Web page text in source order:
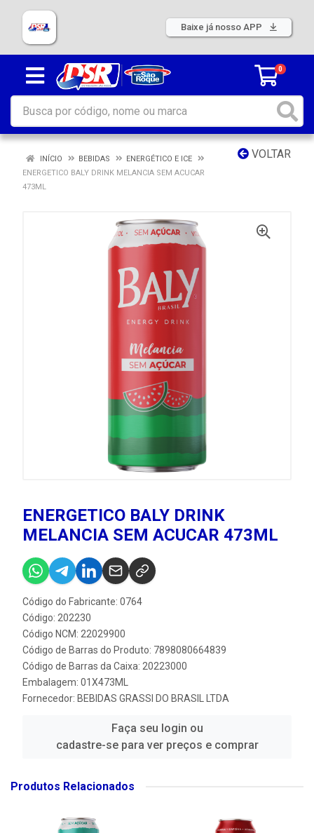
Baixe já nosso APP
0
VOLTAR
INÍCIO BEBIDAS
ENERGÉTICO E ICE
ENERGETICO BALY DRINK MELANCIA SEM ACUCAR
473ML
ENERGETICO BALY DRINK
MELANCIA SEM ACUCAR 473ML
Código do Fabricante: 0764
Código: 202230
Código NCM: 22029900
Código de Barras do Produto: 7898080664839
Código de Barras da Caixa: 20223000
Embalagem: 01X473ML
Fornecedor: BEBIDAS GRASSI DO BRASIL LTDA
Faça seu login ou
cadastre-se para ver preços e comprar
Produtos Relacionados